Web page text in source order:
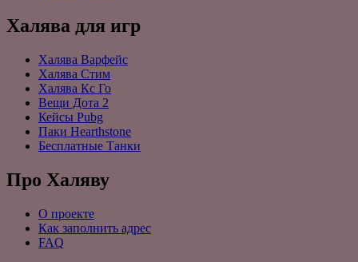
Халява для игр
Халява Варфейс
Халява Стим
Халява Кс Го
Вещи Дота 2
Кейсы Pubg
Паки Hearthstone
Бесплатные Танки
Про Халяву
О проекте
Как заполнить адрес
FAQ